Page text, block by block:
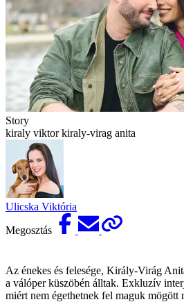
Story
kiraly viktor kiraly-virag anita
Ulicska Viktória
Megosztás
Az énekes és felesége, Király-Virág
a válóper küszöbén álltak. Exkluzív
miért nem égethetnek fel maguk mögött